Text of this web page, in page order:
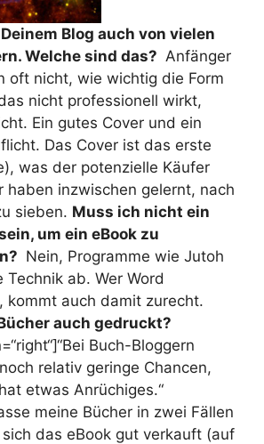
Blog auch von vielen
Welche sind das? Anfänger
oft nicht, wie wichtig die Form
nicht professionell wirkt,
Ein gutes Cover und ein
Das Cover ist das erste
was der potenzielle Käufer
haben inzwischen gelernt, nach
sieben. Muss ich nicht ein
um ein eBook zu
Nein, Programme wie Jutoh
Technik ab. Wer Word
kommt auch damit zurecht.
auch gedruckt?
Buch-Bloggern
relativ geringe Chancen,
etwas Anrüchiges.“
meine Bücher in zwei Fällen
das eBook gut verkauft (auf